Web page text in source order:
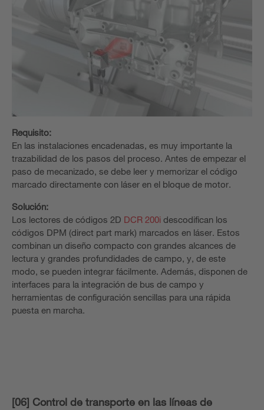
Requisito:
En las instalaciones encadenadas, es muy importante la
trazabilidad de los pasos del proceso. Antes de empezar el
paso de mecanizado, se debe leer y memorizar el código
marcado directamente con láser en el bloque de motor.
Solución:
Los lectores de códigos 2D DCR 200i descodifican los
códigos DPM (direct part mark) marcados en láser. Estos
combinan un diseño compacto con grandes alcances de
lectura y grandes profundidades de campo, y, de este
modo, se pueden integrar fácilmente. Además, disponen de
interfaces para la integración de bus de campo y
herramientas de configuración sencillas para una rápida
puesta en marcha.
[06] Control de transporte en las líneas de